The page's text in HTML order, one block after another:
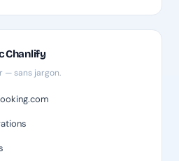
Chanlify
— sans jargon.